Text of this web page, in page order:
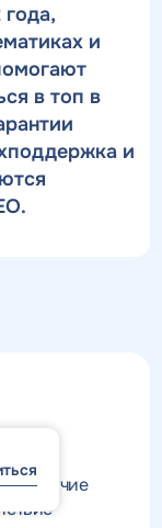
и
в топ в
и
наличие